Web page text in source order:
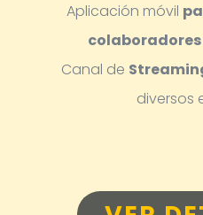
Aplicación móvil
colaboradores
Canal de
diversos